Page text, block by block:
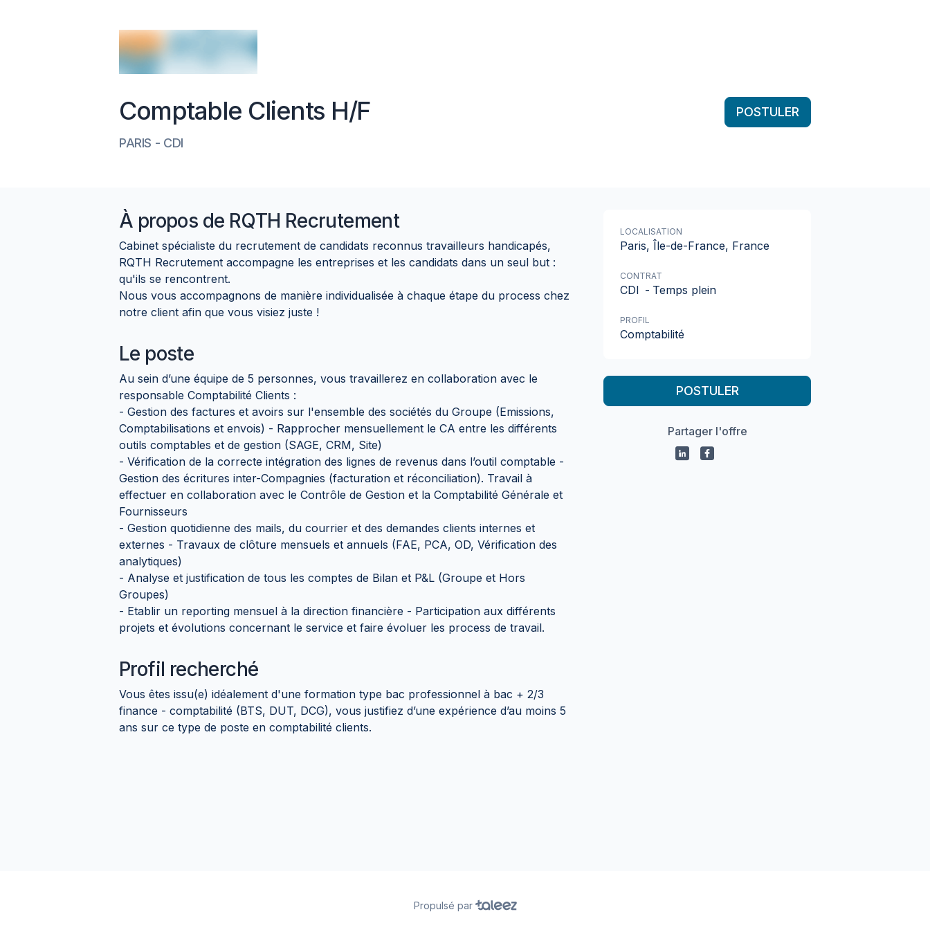
Comptable Clients H/F
PARIS - CDI
POSTULER
À propos de RQTH Recrutement
Cabinet spécialiste du recrutement de candidats reconnus travailleurs handicapés,
RQTH Recrutement accompagne les entreprises et les candidats dans un seul but :
qu'ils se rencontrent.
Nous vous accompagnons de manière individualisée à chaque étape du process chez
notre client afin que vous visiez juste !
Le poste
Au sein d’une équipe de 5 personnes, vous travaillerez en collaboration avec le
responsable Comptabilité Clients :
- Gestion des factures et avoirs sur l'ensemble des sociétés du Groupe (Emissions,
Comptabilisations et envois) - Rapprocher mensuellement le CA entre les différents
outils comptables et de gestion (SAGE, CRM, Site)
- Vérification de la correcte intégration des lignes de revenus dans l’outil comptable -
Gestion des écritures inter-Compagnies (facturation et réconciliation). Travail à
effectuer en collaboration avec le Contrôle de Gestion et la Comptabilité Générale et
Fournisseurs
- Gestion quotidienne des mails, du courrier et des demandes clients internes et
externes - Travaux de clôture mensuels et annuels (FAE, PCA, OD, Vérification des
analytiques)
- Analyse et justification de tous les comptes de Bilan et P&L (Groupe et Hors
Groupes)
- Etablir un reporting mensuel à la direction financière - Participation aux différents
projets et évolutions concernant le service et faire évoluer les process de travail.
Profil recherché
Vous êtes issu(e) idéalement d'une formation type bac professionnel à bac + 2/3
finance - comptabilité (BTS, DUT, DCG), vous justifiez d’une expérience d’au moins 5
ans sur ce type de poste en comptabilité clients.
LOCALISATION
Paris, Île-de-France, France
CONTRAT
CDI - Temps plein
PROFIL
Comptabilité
POSTULER
Partager l'offre
Propulsé par